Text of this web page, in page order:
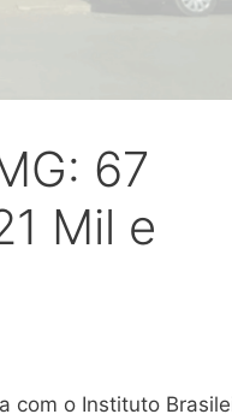
67
Mil e
com o Instituto